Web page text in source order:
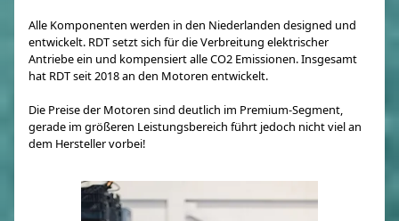
Alle Komponenten werden in den Niederlanden designed und
entwickelt. RDT setzt sich für die Verbreitung elektrischer
Antriebe ein und kompensiert alle CO2 Emissionen. Insgesamt
hat RDT seit 2018 an den Motoren entwickelt.
Die Preise der Motoren sind deutlich im Premium-Segment,
gerade im größeren Leistungsbereich führt jedoch nicht viel an
dem Hersteller vorbei!